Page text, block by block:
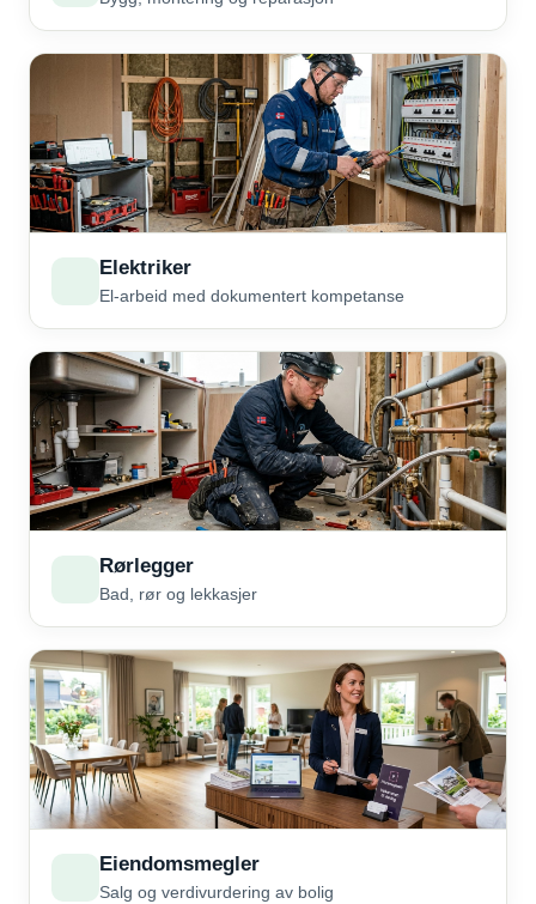
Elektriker
El-arbeid med dokumentert kompetanse
Rørlegger
Bad, rør og lekkasjer
Eiendomsmegler
Salg og verdivurdering av bolig